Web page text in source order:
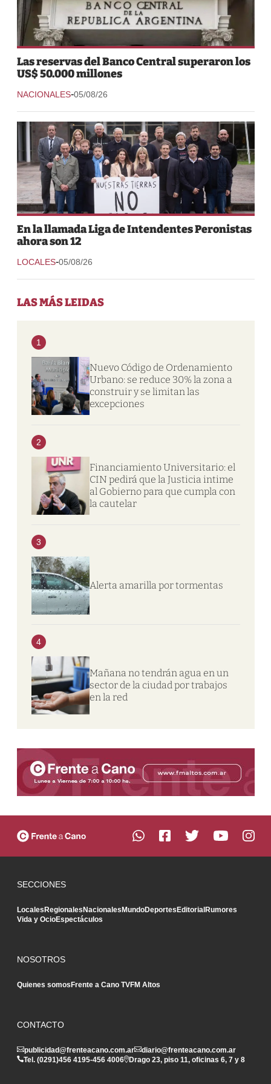
Las reservas del Banco Central superaron los
US$ 50.000 millones
NACIONALES-05/08/26
En la llamada Liga de Intendentes Peronistas
ahora son 12
LOCALES-05/08/26
LAS MÁS LEIDAS
1
Nuevo Código de Ordenamiento
Urbano: se reduce 30% la zona a
construir y se limitan las
excepciones
2
Financiamiento Universitario: el
CIN pedirá que la Justicia intime
al Gobierno para que cumpla con
la cautelar
3
Alerta amarilla por tormentas
4
Mañana no tendrán agua en un
sector de la ciudad por trabajos
en la red
SECCIONES
LocalesRegionalesNacionalesMundoDeportesEditorialRumores
Vida y OcioEspectáculos
NOSOTROS
Quienes somosFrente a Cano TVFM Altos
CONTACTO
publicidad@frenteacano.com.ar
diario@frenteacano.com.ar
Tel. (0291)456 4195-456 4006 Drago 23, piso 11, oficinas 6, 7 y 8